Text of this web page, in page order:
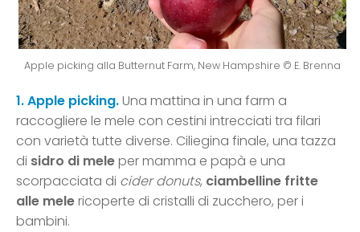
Apple picking alla Butternut Farm, New Hampshire © E. Brenna
1. Apple picking.Una mattina in una farm a
raccogliere le mele con cestini intrecciati tra filari
con varietà tutte diverse. Ciliegina finale, una tazza
di sidro di meleper mamma e papà e una
scorpacciata di cider donuts, ciambelline fritte
alle melericoperte di cristalli di zucchero, per i
bambini.